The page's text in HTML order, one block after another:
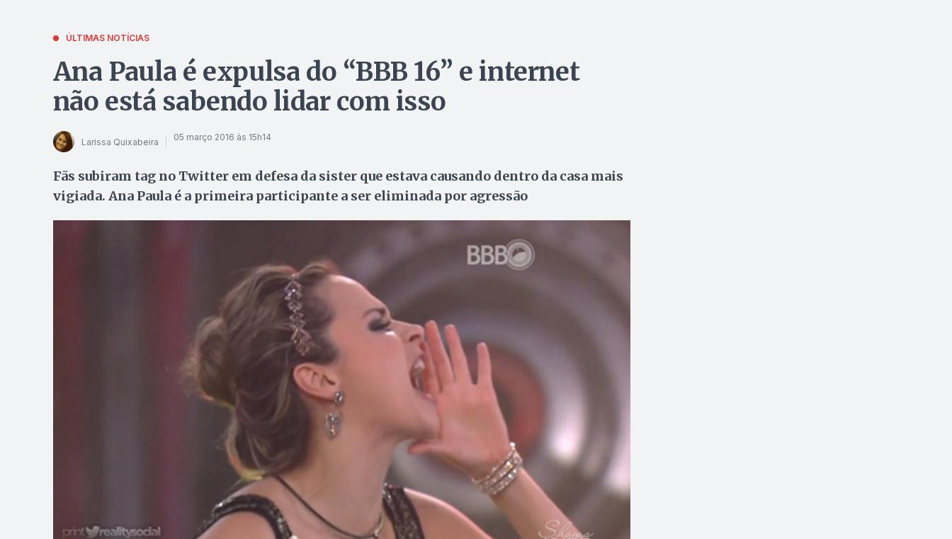
ÚLTIMAS NOTÍCIAS
Ana Paula é expulsa do “BBB 16” e internet
não está sabendo lidar com isso
Larissa Quixabeira 05 março 2016 às 15h14
Fãs subiram tag no Twitter em defesa da sister que estava causando dentro da casa mais
vigiada. Ana Paula é a primeira participante a ser eliminada por agressão